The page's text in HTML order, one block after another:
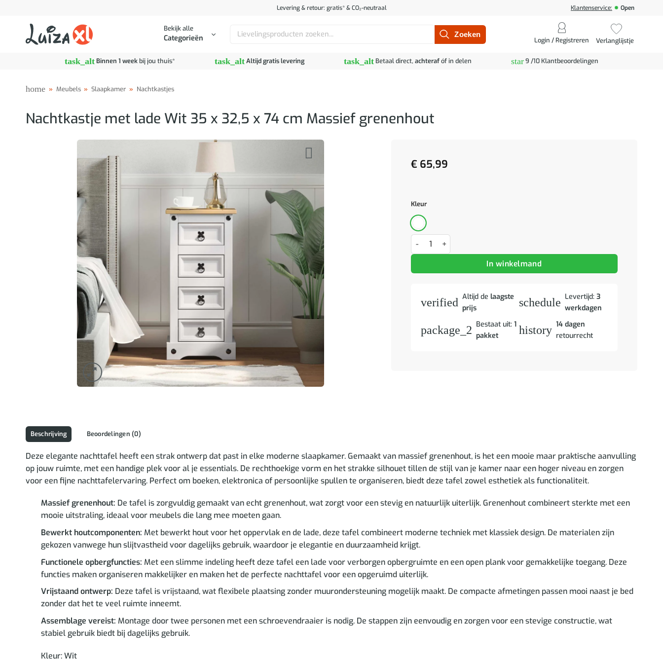
Levering & retour: gratis* & CO₂-neutraal Klantenservice: Open
Bekijk alle
Categorieën
Zoeken
Login / Registreren Verlanglijstje
task_altBinnen 1 weekbij jou thuis* task_altAltijd gratis levering task_alt Betaal direct, achterafóf in delen star9 /10 Klantbeoordelingen
home » Meubels » Slaapkamer » Nachtkastjes
Nachtkastje met lade Wit 35 x 32,5 x 74 cm Massief grenenhout
€ 65,99
Kleur
Nachtkastje met lade Wit 35 x 32,5 x 74 cm Massief grenenhout aantal
In winkelmand
verified Altijd de laagste
prijs
schedule Levertijd:3
werkdagen
package_2 Bestaat uit: 1
pakket
history 14 dagen
retourrecht
Beschrijving Beoordelingen (0)
Deze elegante nachttafel heeft een strak ontwerp dat past in elke moderne slaapkamer. Gemaakt van massief grenenhout, is het een mooie maar praktische aanvulling
op jouw ruimte, met een handige plek voor al je essentials. De rechthoekige vorm en het strakke silhouet tillen de stijl van je kamer naar een hoger niveau en zorgen
voor een fijne nachttafelervaring. Perfect om boeken, elektronica of persoonlijke spullen te organiseren, biedt deze tafel zowel esthetiek als functionaliteit.
Massief grenenhout: De tafel is zorgvuldig gemaakt van echt grenenhout, wat zorgt voor een stevig en natuurlijk uiterlijk. Grenenhout combineert sterkte met een
mooie uitstraling, ideaal voor meubels die lang mee moeten gaan.
Bewerkt houtcomponenten: Met bewerkt hout voor het oppervlak en de lade, deze tafel combineert moderne techniek met klassiek design. De materialen zijn
gekozen vanwege hun slijtvastheid voor dagelijks gebruik, waardoor je elegantie en duurzaamheid krijgt.
Functionele opbergfuncties: Met een slimme indeling heeft deze tafel een lade voor verborgen opbergruimte en een open plank voor gemakkelijke toegang. Deze
functies maken organiseren makkelijker en maken het de perfecte nachttafel voor een opgeruimd uiterlijk.
Vrijstaand ontwerp: Deze tafel is vrijstaand, wat flexibele plaatsing zonder muurondersteuning mogelijk maakt. De compacte afmetingen passen mooi naast je bed
zonder dat het te veel ruimte inneemt.
Assemblage vereist: Montage door twee personen met een schroevendraaier is nodig. De stappen zijn eenvoudig en zorgen voor een stevige constructie, wat
stabiel gebruik biedt bij dagelijks gebruik.
Kleur: Wit